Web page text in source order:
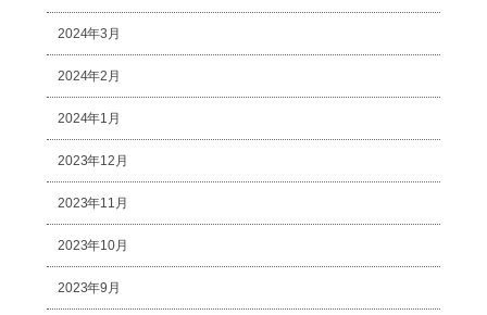
2024年3月
2024年2月
2024年1月
2023年12月
2023年11月
2023年10月
2023年9月